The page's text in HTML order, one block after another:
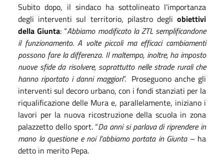
Subito dopo, il sindaco ha sottolineato l’importanza
degli interventi sul territorio, pilastro degli obiettivi
della Giunta: “Abbiamo modificato la ZTL semplificandone
il funzionamento. A volte piccoli ma efficaci cambiamenti
possono fare la differenza. Il maltempo, inoltre, ha imposto
nuove sfide da risolvere, soprattutto nelle strade rurali che
hanno riportato i danni maggiori”. Proseguono anche gli
interventi sul decoro urbano, con i fondi stanziati per la
riqualificazione delle Mura e, parallelamente, iniziano i
lavori per la nuova ricostruzione della scuola in zona
palazzetto dello sport. “Da anni si parlava di riprendere in
mano la questione e noi l’abbiamo portata in Giunta– ha
detto in merito Pepa.